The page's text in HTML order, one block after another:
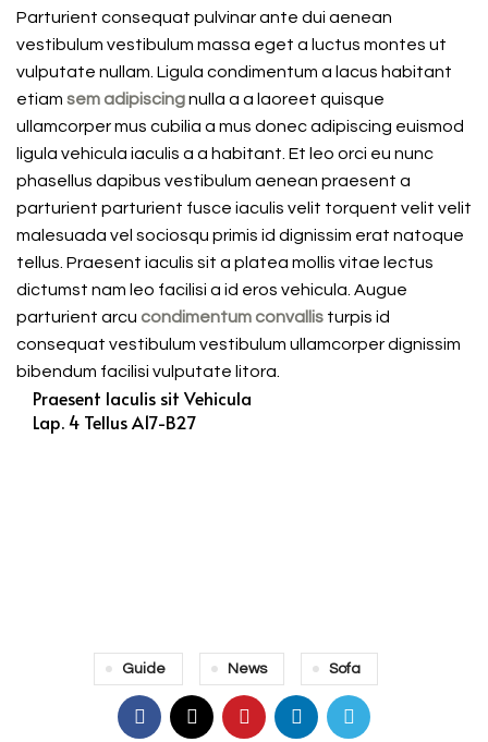
Parturient consequat pulvinar ante dui aenean
vestibulum vestibulum massa eget a luctus montes ut
vulputate nullam. Ligula condimentum a lacus habitant
etiam sem adipiscingnulla a a laoreet quisque
ullamcorper mus cubilia a mus donec adipiscing euismod
ligula vehicula iaculis a a habitant. Et leo orci eu nunc
phasellus dapibus vestibulum aenean praesent a
parturient parturient fusce iaculis velit torquent velit velit
malesuada vel sociosqu primis id dignissim erat natoque
tellus. Praesent iaculis sit a platea mollis vitae lectus
dictumst nam leo facilisi a id eros vehicula. Augue
parturient arcu condimentum convallis turpis id
consequat vestibulum vestibulum ullamcorper dignissim
bibendum facilisi vulputate litora.
Praesent Iaculis sit Vehicula
Lap. 4 Tellus A17-B27
Guide News Sofa